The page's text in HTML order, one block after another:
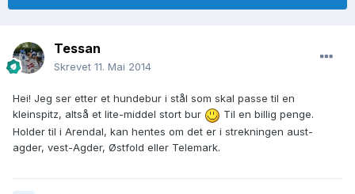
Tessan
Skrevet 11. Mai 2014
Hei! Jeg ser etter et hundebur i stål som skal passe til en
kleinspitz, altså et lite-middel stort bur
Til en billig penge.
Holder til i Arendal, kan hentes om det er i strekningen aust-
agder, vest-Agder, Østfold eller Telemark.